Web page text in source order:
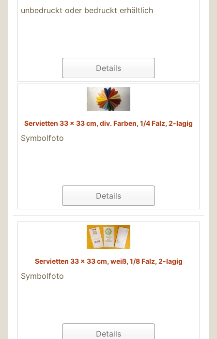
unbedruckt oder bedruckt erhältlich
Details
Servietten 33 x 33 cm, div. Farben, 1/4 Falz, 2-lagig
Symbolfoto
Details
Servietten 33 x 33 cm, weiß, 1/8 Falz, 2-lagig
Symbolfoto
Details